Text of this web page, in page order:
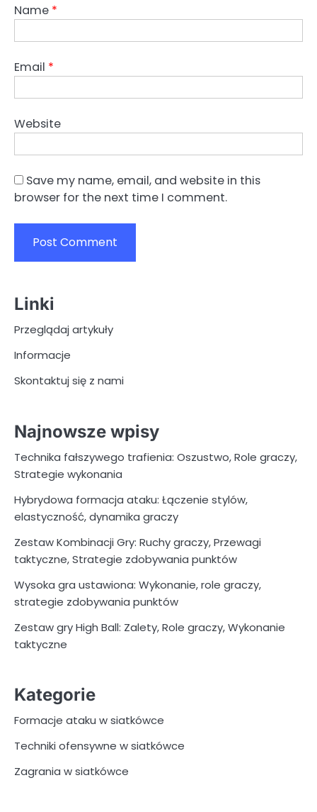
Name *
Email *
Website
Save my name, email, and website in this
browser for the next time I comment.
Linki
Przeglądaj artykuły
Informacje
Skontaktuj się z nami
Najnowsze wpisy
Technika fałszywego trafienia: Oszustwo, Role graczy,
Strategie wykonania
Hybrydowa formacja ataku: Łączenie stylów,
elastyczność, dynamika graczy
Zestaw Kombinacji Gry: Ruchy graczy, Przewagi
taktyczne, Strategie zdobywania punktów
Wysoka gra ustawiona: Wykonanie, role graczy,
strategie zdobywania punktów
Zestaw gry High Ball: Zalety, Role graczy, Wykonanie
taktyczne
Kategorie
Formacje ataku w siatkówce
Techniki ofensywne w siatkówce
Zagrania w siatkówce